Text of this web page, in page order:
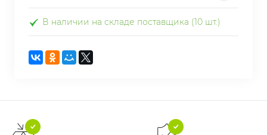
В наличии на складе поставщика (10 шт.)